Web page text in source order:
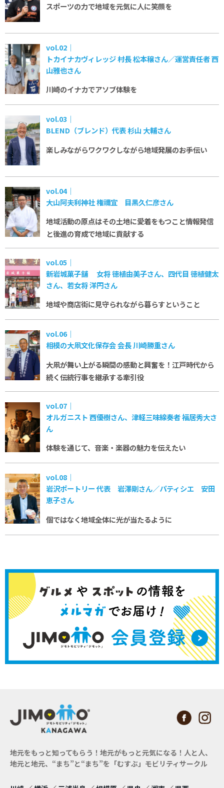
スポーツの力で地域を元気に人に笑顔を
vol.02｜
トカイナカヴィレッジ 村長 松本穣さん／運営責任者 西
山雅也さん
川崎のイナカでアソブ体験を
vol.03｜
BLEND（ブレンド）代表 杉山 大輔さん
楽しみながらワクワクしながら地域発展のお手伝い
vol.04｜
大山阿夫利神社 権禰宜 目黒久仁彦さん
地域活動の原点はその土地に愛着をもつこと情報発信
と後進の育成で地域に貢献する
vol.05｜
新岩城菓子舗 女将 徳植由美子さん、四代目 徳植健太
さん、若女将 洋円さん
地域や商店街に見守られながら暮らすということ
vol.06｜
相模の大凧文化保存会 会長 川崎勝重さん
大凧が舞い上がる瞬間の感動と興奮を！ 江戸時代から
続く伝統行事を継承する牽引役
vol.07｜
オルガニスト 西優樹さん、津軽三味線奏者 福居秀大さ
ん
体験を通じて、音楽・楽器の魅力を伝えたい
vol.08｜
岩沢ポートリー 代表 岩澤剛さん／パティシエ 安田
恵子さん
個ではなく地域全体に光が当たるように
地元をもっと知ってもらう！地元がもっと元気になる！ 人と人、
地元と地元、“まち”と“まち”を「むすぶ」モビリティサークル